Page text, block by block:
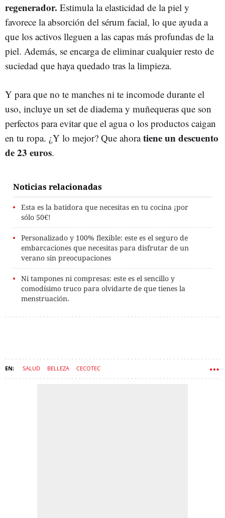
regenerador. Estimula la elasticidad de la piel y
favorece la absorción del sérum facial, lo que ayuda a
que los activos lleguen a las capas más profundas de la
piel. Además, se encarga de eliminar cualquier resto de
suciedad que haya quedado tras la limpieza.
Y para que no te manches ni te incomode durante el
uso, incluye un set de diadema y muñequeras que son
perfectos para evitar que el agua o los productos caigan
en tu ropa. ¿Y lo mejor? Que ahoratiene un descuento
de 23 euros.
Noticias relacionadas
Esta es la batidora que necesitas en tu cocina ¡por
sólo 50€!
Personalizado y 100% flexible: este es el seguro de
embarcaciones que necesitas para disfrutar de un
verano sin preocupaciones
Ni tampones ni compresas: este es el sencillo y
comodísimo truco para olvidarte de que tienes la
menstruación.
SALUD BELLEZA CECOTEC